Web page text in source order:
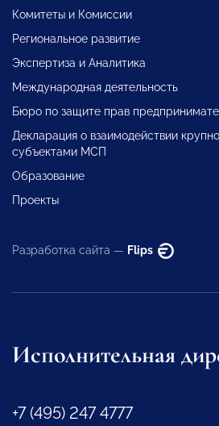
Комитеты и Комиссии
Региональное развитие
Экспертиза и Аналитика
Международная деятельность
Бюро по защите прав
Декларация о взаимодействии
субъектами МСП
Образование
Проекты
Разработка сайта — Flips
Исполнительная
+7 (495) 247 4777